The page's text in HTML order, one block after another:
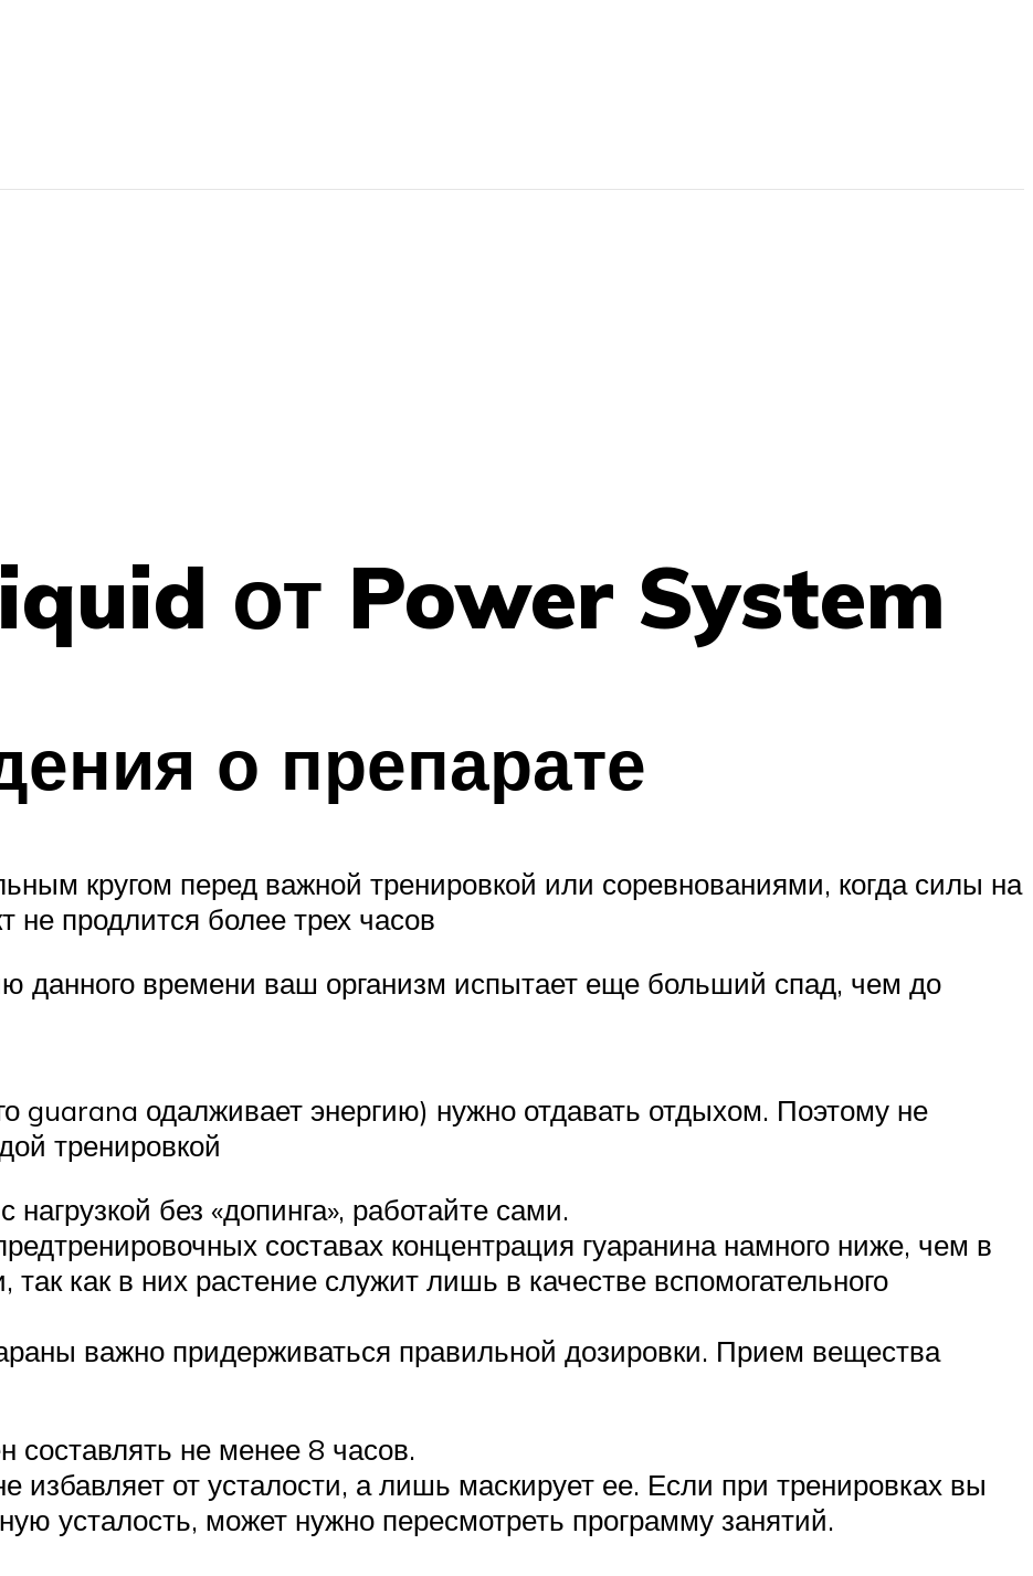
от Power System
о препарате
кругом перед важной тренировкой или соревнованиями, когда силы на
продлится более трех часов
данного времени ваш организм испытает еще больший спад, чем до
guarana одалживает энергию) нужно отдавать отдыхом. Поэтому не
тренировкой
нагрузкой без «допинга», работайте сами.
составах концентрация гуаранина намного ниже, чем в
так как в них растение служит лишь в качестве вспомогательного
важно придерживаться правильной дозировки. Прием вещества
не менее 8 часов.
избавляет от усталости, а лишь маскирует ее. Если при тренировках вы
усталость, может нужно пересмотреть программу занятий.